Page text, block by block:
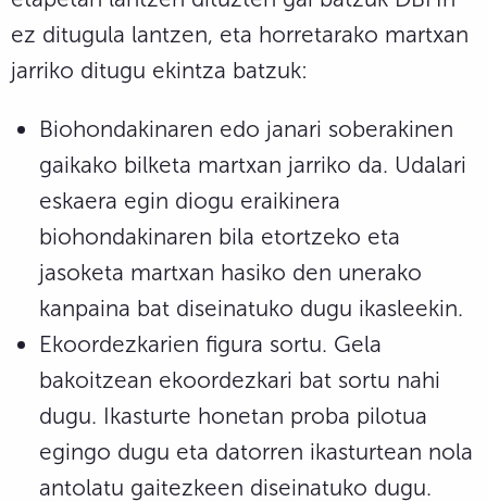
ez ditugula lantzen, eta horretarako martxan
jarriko ditugu ekintza batzuk:
Biohondakinaren edo janari soberakinen
gaikako bilketa martxan jarriko da. Udalari
eskaera egin diogu eraikinera
biohondakinaren bila etortzeko eta
jasoketa martxan hasiko den unerako
kanpaina bat diseinatuko dugu ikasleekin.
Ekoordezkarien figura sortu. Gela
bakoitzean ekoordezkari bat sortu nahi
dugu. Ikasturte honetan proba pilotua
egingo dugu eta datorren ikasturtean nola
antolatu gaitezkeen diseinatuko dugu.